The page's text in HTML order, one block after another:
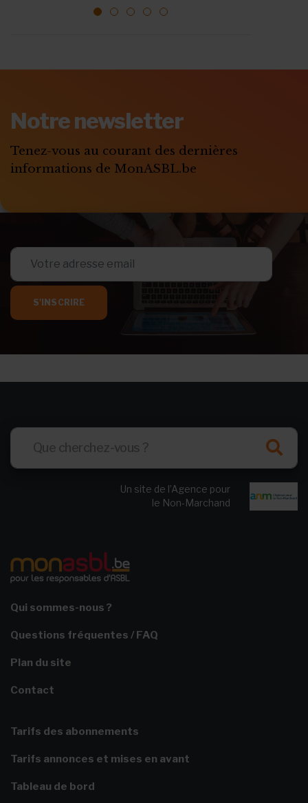
1 2 3 4
MONASBL.BE
S'ABONNER
Notre newsletter
Tenez-vous au courant des dernières
informations de MonASBL.be
S'INSCRIRE
Un site de l’Agence pour
le Non-Marchand
Qui sommes-nous ?
Questions fréquentes / FAQ
Plan du site
Contact
Tarifs des abonnements
Tarifs annonces et mises en avant
Tableau de bord